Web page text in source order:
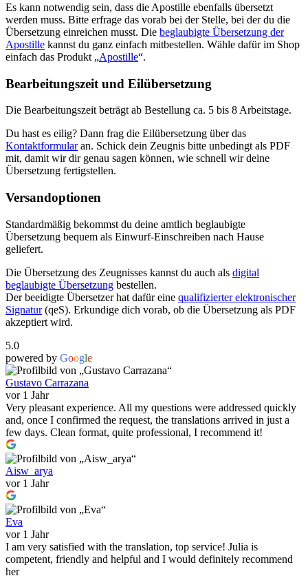
Es kann notwendig sein, dass die Apostille ebenfalls übersetzt
werden muss. Bitte erfrage das vorab bei der Stelle, bei der du die
Übersetzung einreichen musst. Die beglaubigte Übersetzung der
Apostille kannst du ganz einfach mitbestellen. Wähle dafür im Shop
einfach das Produkt „Apostille“.
Bearbeitungszeit und Eilübersetzung
Die Bearbeitungszeit beträgt ab Bestellung ca. 5 bis 8 Arbeitstage.
Du hast es eilig? Dann frag die Eilübersetzung über das
Kontaktformularan. Schick dein Zeugnis bitte unbedingt als PDF
mit, damit wir dir genau sagen können, wie schnell wir deine
Übersetzung fertigstellen.
Versandoptionen
Standardmäßig bekommst du deine amtlich beglaubigte
Übersetzung bequem als Einwurf-Einschreiben nach Hause
geliefert.
Die Übersetzung des Zeugnisses kannst du auch als digital
beglaubigte Übersetzung bestellen.
Der beeidigte Übersetzer hat dafür eine qualifizierter elektronischer
Signatur(qeS). Erkundige dich vorab, ob die Übersetzung als PDF
akzeptiert wird.
5.0
powered by Google
Gustavo Carrazana
vor 1 Jahr
Very pleasant experience. All my questions were addressed quickly
and, once I confirmed the request, the translations arrived in just a
few days. Clean format, quite professional, I recommend it!
Aisw_arya
vor 1 Jahr
Eva
vor 1 Jahr
I am very satisfied with the translation, top service! Julia is
competent, friendly and helpful and I would definitely recommend
her